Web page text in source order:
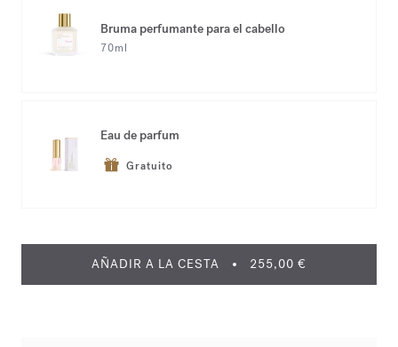
Bruma perfumante para el cabello
70ml
Eau de parfum
Gratuito
AÑADIR A LA CESTA 255,00 €